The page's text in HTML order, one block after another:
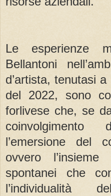
Le esperienze
Bellantoni
d’artista, tenutasi
del 2022, sono
forlivese che, se
l’emersione del
ovvero l’insieme
spontanei che
l’individualità